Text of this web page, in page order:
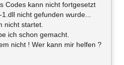
Codes kann nicht fortgesetzt
nicht gefunden wurde...
nicht startet.
ich schon gemacht.
nicht ! Wer kann mir helfen ?